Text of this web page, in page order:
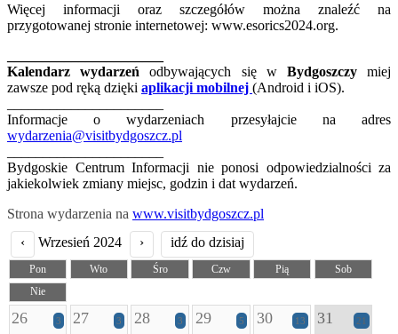
Więcej informacji oraz szczegółów można znaleźć na
przygotowanej stronie internetowej: www.esorics2024.org.
Kalendarz wydarzeńodbywających się w Bydgoszczymiej
zawsze pod ręką dzięki aplikacji mobilnej (Android i iOS).
Informacje o wydarzeniach przesyłajcie na adres
wydarzenia@visitbydgoszcz.pl
Bydgoskie Centrum Informacji nie ponosi odpowiedzialności za
jakiekolwiek zmiany miejsc, godzin i dat wydarzeń.
Strona wydarzenia na www.visitbydgoszcz.pl
‹
Wrzesień 2024 › idź do dzisiaj
Pon Wto Śro Czw Pią
Sob
Nie
26 3 27 3 28 3 29 5 30 13 31 21